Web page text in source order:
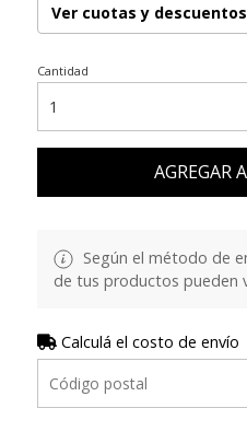
Ver cuotas y descuentos
Cantidad
AGREGAR
Según el método de
de tus productos pueden
Calculá el costo de envío